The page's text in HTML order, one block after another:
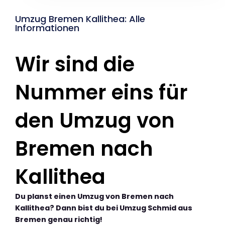
Umzug Bremen Kallithea: Alle
Informationen
Wir sind die
Nummer eins für
den Umzug von
Bremen nach
Kallithea
Du planst einen Umzug von Bremen nach
Kallithea? Dann bist du bei Umzug Schmid aus
Bremen genau richtig!